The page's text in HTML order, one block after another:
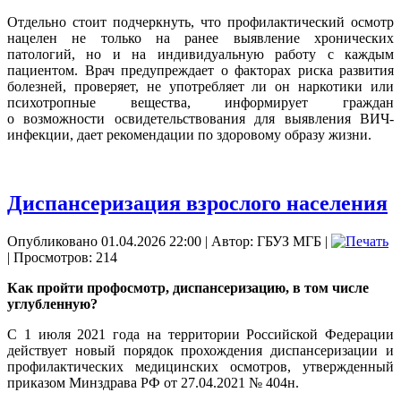
Отдельно стоит подчеркнуть, что профилактический осмотр
нацелен не только на ранее выявление хронических
патологий, но и на индивидуальную работу с каждым
пациентом. Врач предупреждает о факторах риска развития
болезней, проверяет, не употребляет ли он наркотики или
психотропные вещества, информирует граждан
о возможности освидетельствования для выявления ВИЧ-
инфекции, дает рекомендации по здоровому образу жизни.
Диспансеризация взрослого населения
Опубликовано 01.04.2026 22:00 | Автор: ГБУЗ МГБ |
| Просмотров: 214
Как пройти профосмотр, диспансеризацию, в том числе
углубленную?
С 1 июля 2021 года на территории Российской Федерации
действует новый порядок прохождения диспансеризации и
профилактических медицинских осмотров, утвержденный
приказом Минздрава РФ от 27.04.2021 № 404н.